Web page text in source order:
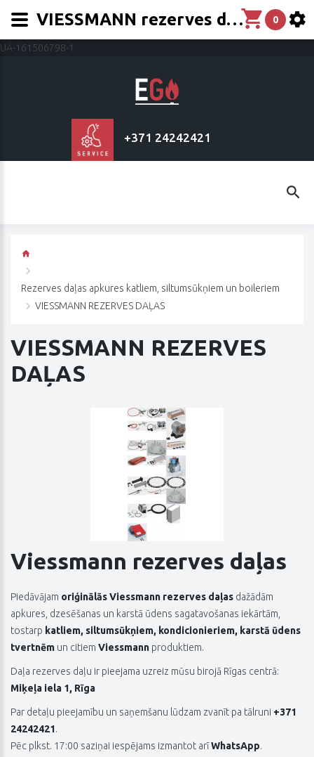
UA-161506798-1
+371 24242421
0
Rezerves daļas apkures katliem, siltumsūkņiem un boileriem
VIESSMANN REZERVES DAĻAS
VIESSMANN REZERVES
DAĻAS
Viessmann rezerves daļas
Piedāvājam oriģinālās Viessmann rezerves daļas dažādām
apkures, dzesēšanas un karstā ūdens sagatavošanas iekārtām,
tostarp katliem, siltumsūkņiem, kondicionieriem, karstā ūdens
tvertnēm un citiem Viessmann produktiem.
Daļa rezerves daļu ir pieejama uzreiz mūsu birojā Rīgas centrā:
Miķeļa iela 1, Rīga
Par detaļu pieejamību un saņemšanu lūdzam zvanīt pa tālruni +371
24242421.
Pēc plkst. 17:00 saziņai iespējams izmantot arīWhatsApp.
VIESSMANN rezerves daļas | Katliem, siltumsūkņiem, kondicionieriem un citām iekārtām